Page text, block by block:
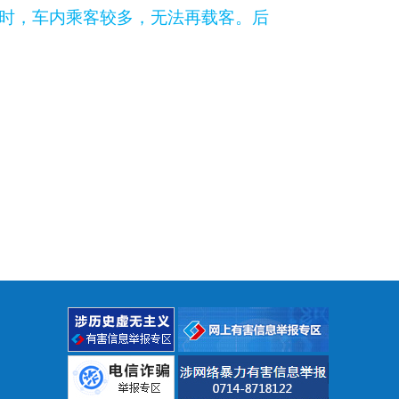
，车内乘客较多，无法再载客。后